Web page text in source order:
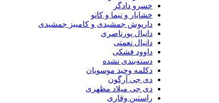
خسرو دادگر
خشایار و نیما و کانو
داریوش جمشیدی و کامبیز جمشیدی
دانیال پورناصری
دانیال نعمتی
داوود فشکی
دسته‌بندی نشده
دکلمه وحید موسویان
دی جی آرگون
دی جی میلاد مظهری
راستین وقاری